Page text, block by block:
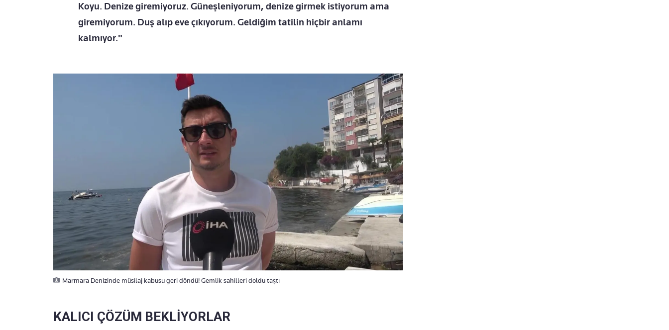
Koyu. Denize giremiyoruz. Güneşleniyorum, denize girmek istiyorum ama
giremiyorum. Duş alıp eve çıkıyorum. Geldiğim tatilin hiçbir anlamı
kalmıyor."
Marmara Denizinde müsilaj kabusu geri döndü! Gemlik sahilleri doldu taştı
KALICI ÇÖZÜM BEKLİYORLAR